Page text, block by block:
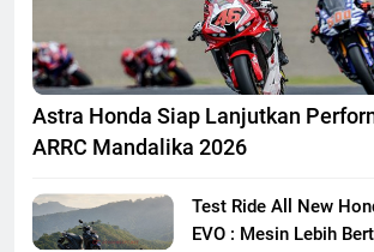
Astra Honda Siap Lanjutkan
ARRC Mandalika 2026
Test Ride All New
EVO : Mesin Lebih